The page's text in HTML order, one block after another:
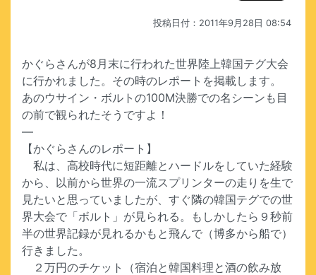
投稿日付：2011年9月28日 08:54
かぐらさんが8月末に行われた世界陸上韓国テグ大会
に行かれました。その時のレポートを掲載します。
あのウサイン・ボルトの100M決勝での名シーンも目
の前で観られたそうですよ！
—
【かぐらさんのレポート】
私は、高校時代に短距離とハードルをしていた経験
から、以前から世界の一流スプリンターの走りを生で
見たいと思っていましたが、すぐ隣の韓国テグでの世
界大会で「ボルト」が見られる。もしかしたら９秒前
半の世界記録が見れるかもと飛んで（博多から船で）
行きました。
２万円のチケット（宿泊と韓国料理と酒の飲み放